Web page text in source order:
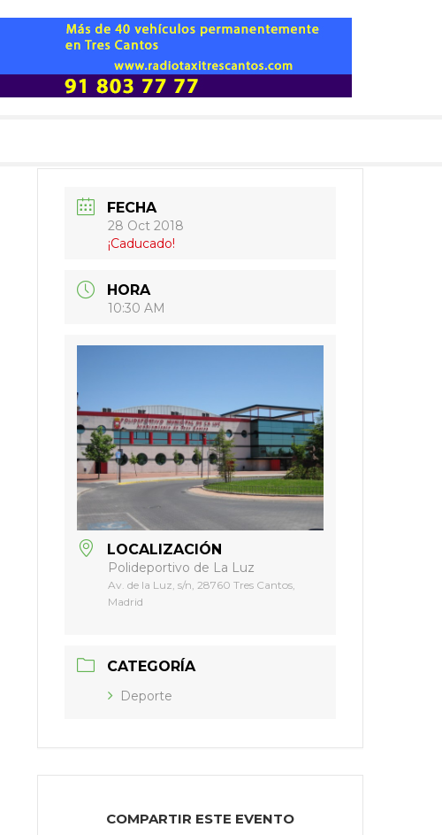
FECHA
28 Oct 2018
¡Caducado!
HORA
10:30 AM
LOCALIZACIÓN
Polideportivo de La Luz
Av. de la Luz, s/n, 28760 Tres Cantos,
Madrid
CATEGORÍA
Deporte
COMPARTIR ESTE EVENTO